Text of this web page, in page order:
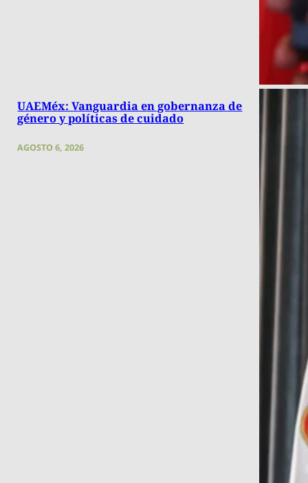
UAEMéx: Vanguardia en gobernanza de
género y políticas de cuidado
AGOSTO 6, 2026